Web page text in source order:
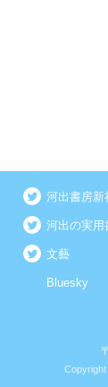
河出書房新
河出の実用
文藝
Bluesky
Copyright